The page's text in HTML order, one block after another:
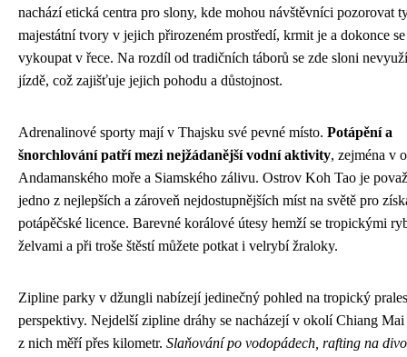
nachází etická centra pro slony, kde mohou návštěvníci pozorovat
majestátní tvory v jejich přirozeném prostředí, krmit je a dokonce
vykoupat v řece. Na rozdíl od tradičních táborů se zde sloni
jízdě, což zajišťuje jejich pohodu a důstojnost.
Adrenalinové sporty mají v Thajsku své pevné místo. Potápění a
šnorchlování patří mezi nejžádanější vodní aktivity, zejména v
Andamanského moře a Siamského zálivu. Ostrov Koh Tao je
jedno z nejlepších a zároveň nejdostupnějších míst na světě pro
potápěčské licence. Barevné korálové útesy hemží se tropickými
želvami a při troše štěstí můžete potkat i velrybí žraloky.
Zipline parky v džungli nabízejí jedinečný pohled na tropický
perspektivy. Nejdelší zipline dráhy se nacházejí v okolí Chiang Mai
z nich měří přes kilometr. Slaňování po vodopádech, rafting na